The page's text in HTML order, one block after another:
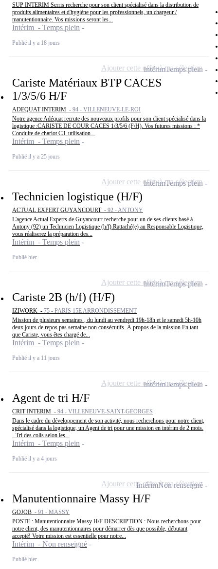
SUP INTERIM Serris recherche pour son client spécialisé dans la distribution de
produits alimentaires et d'hygiène pour les professionnels, un chargeur /
manutentionnaire. Vos missions seront les...
Intérim - Temps plein
Publié il y a 18 jours
Cariste Matériaux BTP CACES
1/3/5/6 H/F
ADEQUAT INTERIM - 94 - VILLENEUVE-LE-ROI
Notre agence Adéquat recrute des nouveaux profils pour son client spécialisé dans la
logistique :CARISTE DE COUR CACES 1/3/5/6 (F/H). Vos futures missions : *
Conduite de chariot C3, utilisation...
Intérim - Temps plein
Publié il y a 25 jours
IntérimTemps plein
Ajouter cette offre à ma sélection
Technicien logistique (H/F)
ACTUAL EXPERT GUYANCOURT - 92 - ANTONY
L'agence Actual Experts de Guyancourt recherche pour un de ses clients basé à
Antony (92) un Technicien Logistique (h/f).Rattaché(e) au Responsable Logistique,
vous réaliserez la préparation des...
Intérim - Temps plein
Publié hier
IntérimTemps plein
Ajouter cette offre à ma sélection
Cariste 2B (h/f) (H/F)
IZIWORK - 75 - PARIS 15E ARRONDISSEMENT
Mission de plusieurs semaines , du lundi au vendredi 19h-18h et le samedi 5h-10h
deux jours de repos pas semaine non consécutifs. À propos de la mission En tant
que Cariste, vous êtes chargé de...
Intérim - Temps plein
Publié il y a 11 jours
IntérimTemps plein
Ajouter cette offre à ma sélection
Agent de tri H/F
CRIT INTERIM - 94 - VILLENEUVE-SAINT-GEORGES
Dans le cadre du développement de son activité, nous recherchons pour notre client,
spécialisé dans la logistique, un Agent de tri pour une mission en intérim de 2 mois.
- Tri des colis selon les...
Intérim - Temps plein
Publié il y a 4 jours
IntérimTemps plein
Ajouter cette offre à ma sélection
Manutentionnaire Massy H/F
GOJOB - 91 - MASSY
POSTE : Manutentionnaire Massy H/F DESCRIPTION : Nous recherchons pour
notre client, des manutentionnaires pour démarrer dès que possible, débutant
accepté! Votre mission est essentielle pour notre...
Intérim - Non renseigné
Publié hier
IntérimNon renseigné
Ajouter cette offre à ma sélection